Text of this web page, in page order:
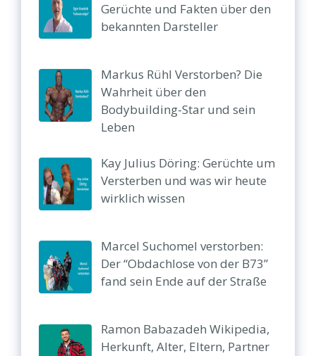
Gerüchte und Fakten über den
bekannten Darsteller
Markus Rühl Verstorben? Die
Wahrheit über den
Bodybuilding-Star und sein
Leben
Kay Julius Döring: Gerüchte um
Versterben und was wir heute
wirklich wissen
Marcel Suchomel verstorben:
Der “Obdachlose von der B73”
fand sein Ende auf der Straße
Ramon Babazadeh Wikipedia,
Herkunft, Alter, Eltern, Partner